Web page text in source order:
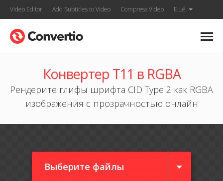
Video Editor Add Subtitles to Video Compress Video Ещё
Конвертер T11 в RGBA
Рендерите глифы шрифта CID Type 2 как RGBA
изображения с прозрачностью онлайн
Выберите файлы